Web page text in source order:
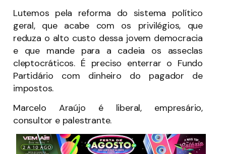
Lutemos pela reforma do sistema político
geral, que acabe com os privilégios, que
reduza o alto custo dessa jovem democracia
e que mande para a cadeia os asseclas
cleptocráticos. É preciso enterrar o Fundo
Partidário com dinheiro do pagador de
impostos.
Marcelo Araújo é liberal, empresário,
consultor e palestrante.